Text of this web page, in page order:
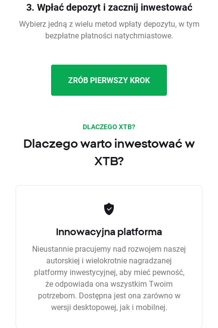
3. Wpłać depozyt i zacznij inwestować
Wybierz jedną z wielu metod wpłaty depozytu, w tym
bezpłatne płatności natychmiastowe.
ZRÓB PIERWSZY KROK
DLACZEGO XTB?
Dlaczego warto inwestować w
XTB?
Innowacyjna platforma
Nieustannie pracujemy nad rozwojem naszej
autorskiej i wielokrotnie nagradzanej
platformy inwestycyjnej, aby mieć pewność,
że odpowiada ona wszystkim Twoim
potrzebom. Dostępna jest ona zarówno w
wersji desktopowej, jak i mobilnej.